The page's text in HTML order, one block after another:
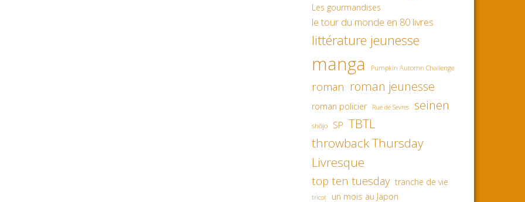
Les gourmandises
le tour du monde en 80 livres
littérature jeunesse
manga Pumpkin Automn Challenge
roman roman jeunesse
roman policier Rue de Sevres seinen
shôjo SP TBTL
throwback Thursday
Livresque
top ten tuesday tranche de vie
tricot un mois au Japon